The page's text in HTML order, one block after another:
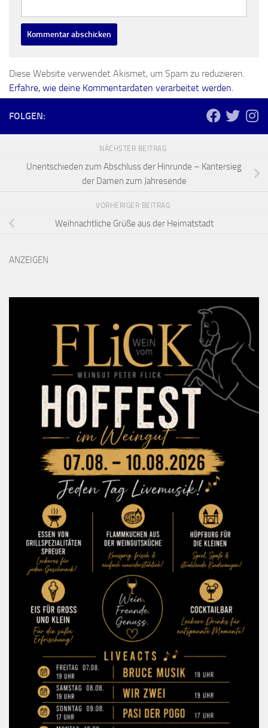
Diese Website verwendet Akismet, um Spam zu reduzieren.
Erfahre, wie deine Kommentardaten verarbeitet werden.
FOLGEN:
NÄCHSTER BEITRAG
Unentschieden zum Abschluss der Hinrunde – Kantersieg
der Damen zum Jahresende
VORHERIGER BEITRAG
Weihnachtliche Grüße aus der Heimatstadt
ANZEIGEN